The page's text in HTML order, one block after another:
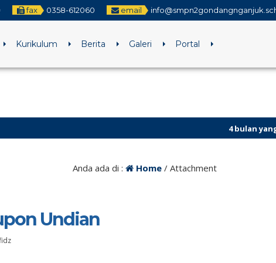
fax 0358-612060 email
Kurikulum Berita Galeri Portal
4 bulan yang lalu/
Anda ada di : Home / Attachment
Undian